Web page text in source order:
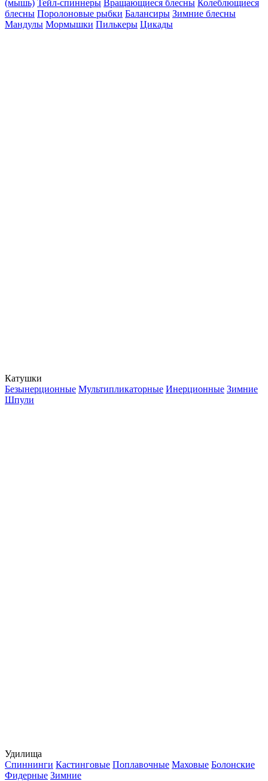
(мышь) Тейл-спиннеры Вращающиеся блесны Колеблющиеся
блесны Поролоновые рыбки Балансиры Зимние блесны
Мандулы Мормышки Пилькеры Цикады
Катушки
Безынерционные Мультипликаторные Инерционные Зимние
Шпули
Удилища
Спиннинги Кастинговые Поплавочные Маховые Болонские
Фидерные Зимние